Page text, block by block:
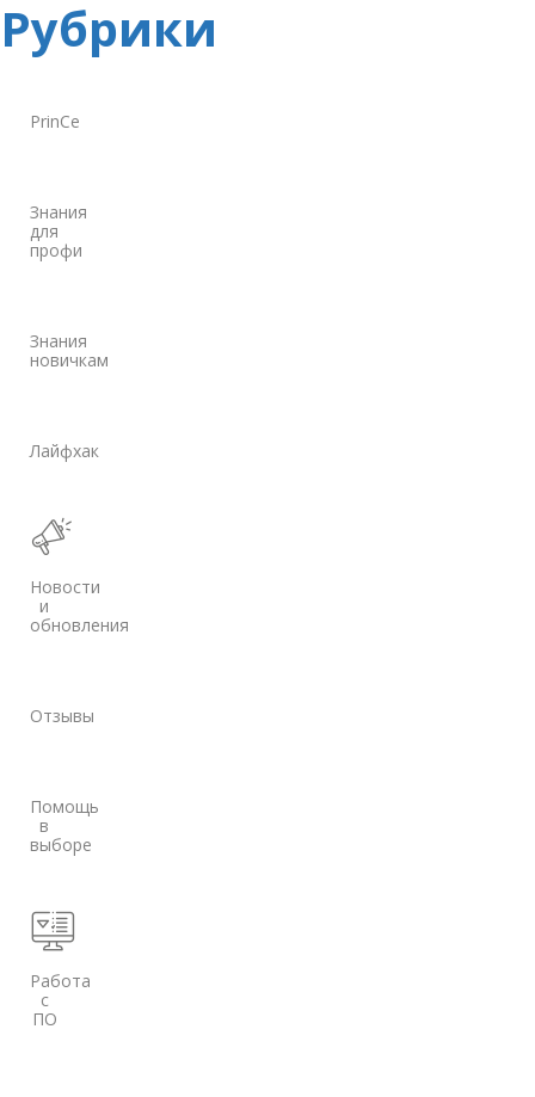
Рубрики
PrinCe
Знания
для
профи
Знания
новичкам
Лайфхак
Новости
и
обновления
Отзывы
Помощь
в
выборе
Работа
с
ПО